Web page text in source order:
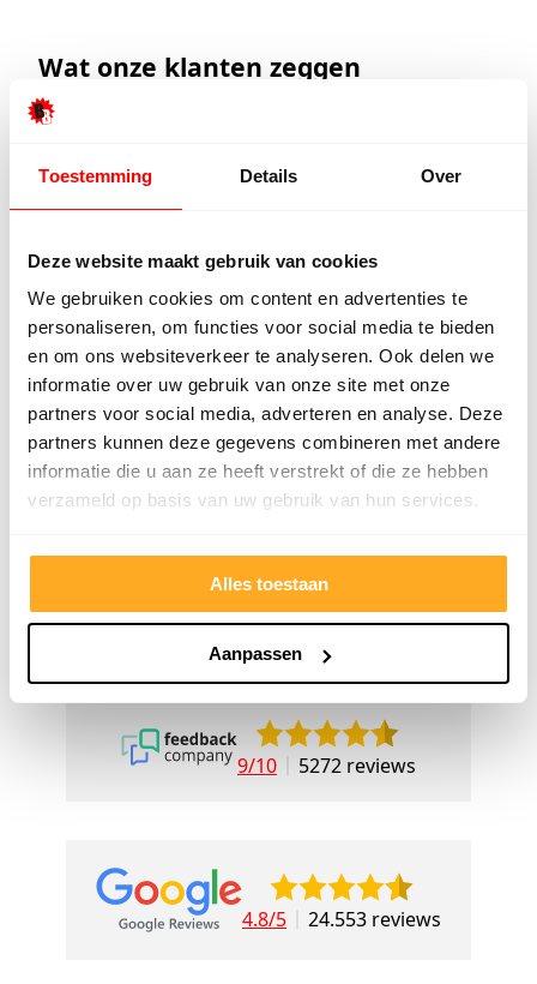
Toestemming Details Over
Deze website maakt gebruik van cookies
We gebruiken cookies om content en advertenties te
personaliseren, om functies voor social media te bieden
en om ons websiteverkeer te analyseren. Ook delen we
informatie over uw gebruik van onze site met onze
partners voor social media, adverteren en analyse. Deze
partners kunnen deze gegevens combineren met andere
informatie die u aan ze heeft verstrekt of die ze hebben
verzameld op basis van uw gebruik van hun services.
Alles toestaan
Aanpassen
Wat onze klanten zeggen
Onze klanten beoordelen ons met een
9/10
5/5
Top geholpen en voor een mooie prijs
alles kunnen kopen wat ik wil. Heel
tegemoetkomend personeel! Bedankt!
9/10 5272 reviews
4.8/5 24.553 reviews